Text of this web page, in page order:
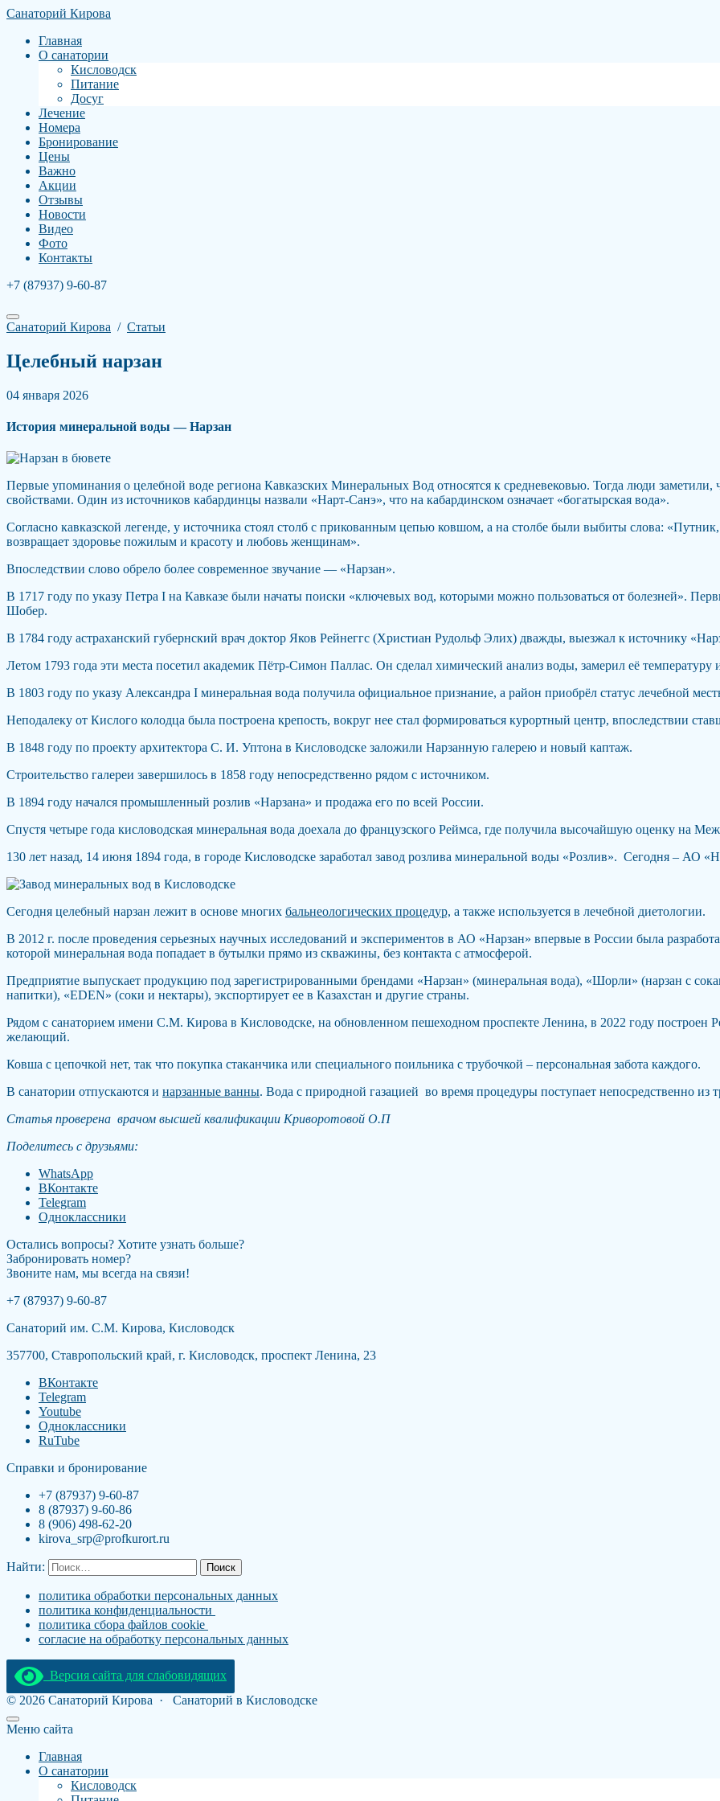
Санаторий Кирова
Главная
О санатории
Кисловодск
Питание
Досуг
Лечение
Номера
Бронирование
Цены
Важно
Акции
Отзывы
Новости
Видео
Фото
Контакты
+7 (87937) 9-60-87
Санаторий Кирова / Статьи
Целебный нарзан
04 января 2026
История минеральной воды — Нарзан
Первые упоминания о целебной воде региона Кавказских Минеральных Вод относятся к средневековью. Тогда люди
свойствами. Один из источников кабардинцы назвали «Нарт-Санэ», что на кабардинском означает «богатырская вода».
Согласно кавказской легенде, у источника стоял столб с прикованным цепью ковшом, а на столбе были выбиты слова:
возвращает здоровье пожилым и красоту и любовь женщинам».
Впоследствии слово обрело более современное звучание — «Нарзан».
В 1717 году по указу Петра I на Кавказе были начаты поиски «ключевых вод, которыми можно пользоваться от болезней».
Шобер.
В 1784 году астраханский губернский врач доктор Яков Рейнеггс (Христиан Рудольф Элих) дважды, выезжал к источнику
Летом 1793 года эти места посетил академик Пётр-Симон Паллас. Он сделал химический анализ воды, замерил её температуру
В 1803 году по указу Александра I минеральная вода получила официальное признание, а район приобрёл статус лечебной
Неподалеку от Кислого колодца была построена крепость, вокруг нее стал формироваться курортный центр, впоследствии
В 1848 году по проекту архитектора С. И. Уптона в Кисловодске заложили Нарзанную галерею и новый каптаж.
Строительство галереи завершилось в 1858 году непосредственно рядом с источником.
В 1894 году начался промышленный розлив «Нарзана» и продажа его по всей России.
Спустя четыре года кисловодская минеральная вода доехала до французского Реймса, где получила высочайшую оценку на
130 лет назад, 14 июня 1894 года, в городе Кисловодске заработал завод розлива минеральной воды «Розлив». Сегодня – АО
Сегодня целебный нарзан лежит в основе многих бальнеологических процедур, а также используется в лечебной диетологии.
В 2012 г. после проведения серьезных научных исследований и экспериментов в АО «Нарзан» впервые в России была
которой минеральная вода попадает в бутылки прямо из скважины, без контакта с атмосферой.
Предприятие выпускает продукцию под зарегистрированными брендами «Нарзан» (минеральная вода), «Шорли» (нарзан с
напитки), «EDEN» (соки и нектары), экспортирует ее в Казахстан и другие страны.
Рядом с санаторием имени С.М. Кирова в Кисловодске, на обновленном пешеходном проспекте Ленина, в 2022 году построен
желающий.
Ковша с цепочкой нет, так что покупка стаканчика или специального поильника с трубочкой – персональная забота каждого.
В санатории отпускаются и нарзанные ванны. Вода с природной газацией во время процедуры поступает непосредственно из
Статья проверена врачом высшей квалификации Криворотовой О.П
Поделитесь с друзьями:
WhatsApp
ВКонтакте
Telegram
Одноклассники
Остались вопросы? Хотите узнать больше?
Забронировать номер?
Звоните нам, мы всегда на связи!
+7 (87937) 9-60-87
Санаторий им. С.М. Кирова, Кисловодск
357700, Ставропольский край, г. Кисловодск, проспект Ленина, 23
BКонтакте
Telegram
Youtube
Одноклассники
RuTube
Справки и бронирование
+7 (87937) 9-60-87
8 (87937) 9-60-86
8 (906) 498-62-20
kirova_srp@profkurort.ru
Найти:
политика обработки персональных данных
политика конфиденциальности
политика сбора файлов cookie
согласие на обработку персональных данных
Версия сайта для слабовидящих
© 2026 Санаторий Кирова · Санаторий в Кисловодске
Меню сайта
Главная
О санатории
Кисловодск